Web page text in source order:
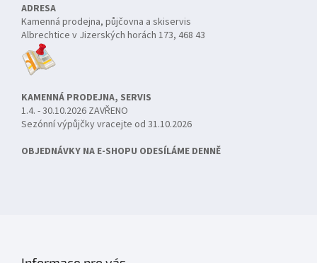
ADRESA
Kamenná prodejna, půjčovna a skiservis
Albrechtice v Jizerských horách 173, 468 43
KAMENNÁ PRODEJNA, SERVIS
1.4. - 30.10.2026 ZAVŘENO
Sezónní výpůjčky vracejte od 31.10.2026
OBJEDNÁVKY NA E-SHOPU ODESÍLÁME DENNĚ